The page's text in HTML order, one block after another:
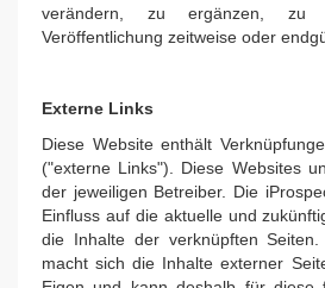
verändern, zu ergänzen,
Veröffentlichung zeitweise oder
Externe Links
Diese Website enthält
("externe Links"). Diese Websites
der jeweiligen Betreiber. Die
Einfluss auf die aktuelle und
die Inhalte der verknüpften
macht sich die Inhalte externer